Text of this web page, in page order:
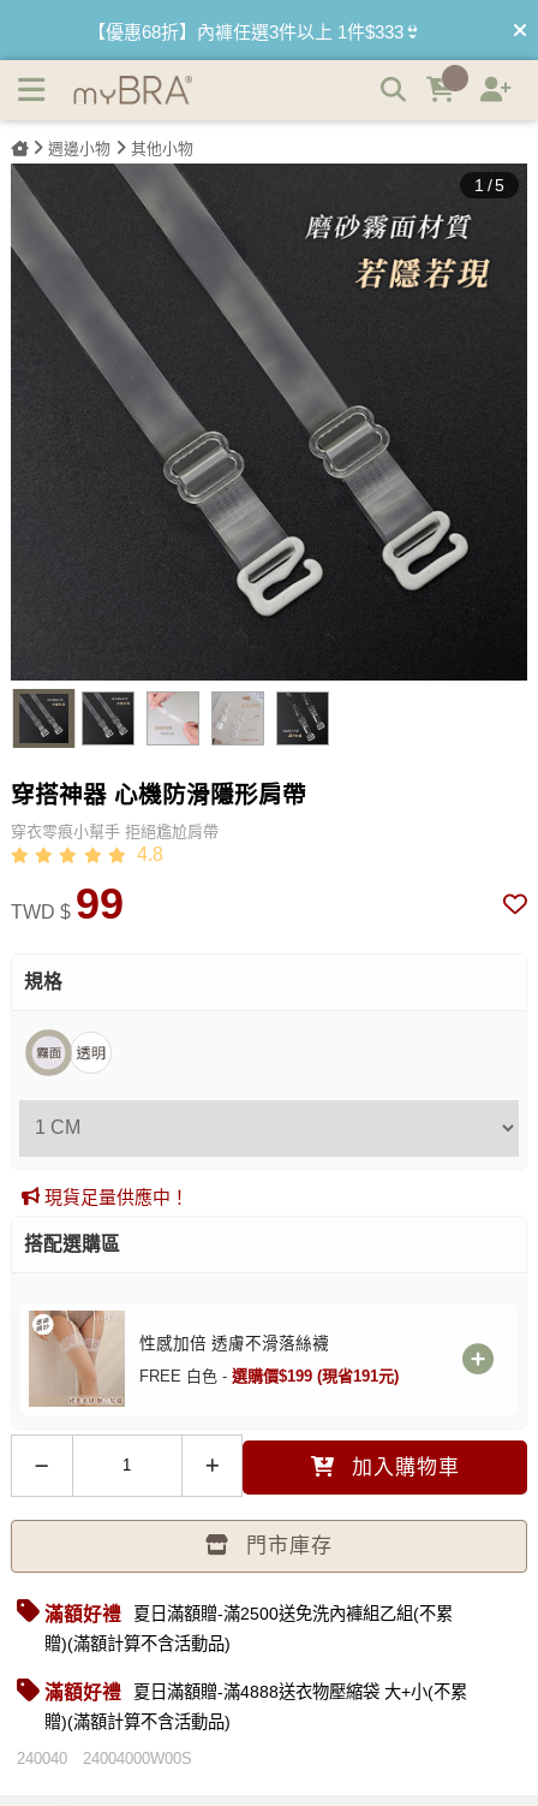
【優惠68折】內褲任選3件以上 1件$333👙
【買內衣免運費】台灣滿1200運費0元🚛
【首購優惠】新客最高可折$150再免運❗
【夏日滿額贈】把衣物壓縮收納袋回家 🌞
【父親節快樂】男內褲5件$999🧔
週邊小物 其他小物
1 /5
穿搭神器 心機防滑隱形肩帶
穿衣零痕小幫手 拒絕尷尬肩帶
4.8
TWD $ 99
規格
現貨足量供應中！
搭配選購區
性感加倍 透膚不滑落絲襪
FREE 白色 - 選購價$199 (現省191元)
加入購物車
門市庫存
滿額好禮
夏日滿額贈-滿2500送免洗內褲組乙組(不累
贈)(滿額計算不含活動品)
滿額好禮
夏日滿額贈-滿4888送衣物壓縮袋 大+小(不累
贈)(滿額計算不含活動品)
240040 24004000W00S